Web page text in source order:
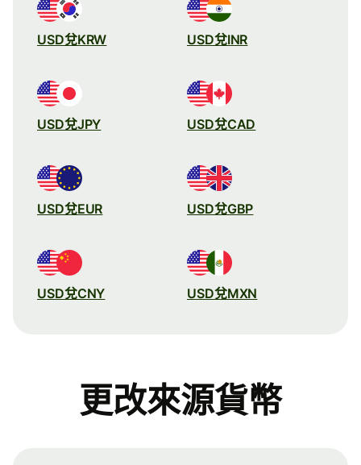
USD兌KRW USD兌INR
USD兌JPY USD兌CAD
USD兌EUR USD兌GBP
USD兌CNY USD兌MXN
更改來源貨幣